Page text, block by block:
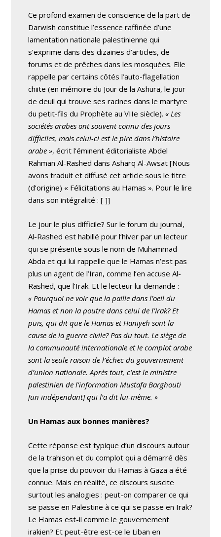
Ce profond examen de conscience de la part de
Darwish constitue l’essence raffinée d’une
lamentation nationale palestinienne qui
s’exprime dans des dizaines d’articles, de
forums et de prêches dans les mosquées. Elle
rappelle par certains côtés l’auto-flagellation
chiite (en mémoire du Jour de la Ashura, le jour
de deuil qui trouve ses racines dans le martyre
du petit-fils du Prophète au VIIe siècle).« Les
sociétés arabes ont souvent connu des jours
difficiles, mais celui-ci est le pire dans l’histoire
arabe », écrit l’éminent éditorialiste Abdel
Rahman Al-Rashed dans Asharq Al-Awsat[Nous
avons traduit et diffusé cet article sous le titre
(d’origine) « Félicitations au Hamas ». Pour le lire
dans son intégralité : [ ]]
Le jour le plus difficile? Sur le forum du journal,
Al-Rashed est habillé pour l’hiver par un lecteur
qui se présente sous le nom de Muhammad
Abda et qui lui rappelle que le Hamas n’est pas
plus un agent de l’Iran, comme l’en accuse Al-
Rashed, que l’Irak. Et le lecteur lui demande :
« Pourquoi ne voir que la paille dans l’oeil du
Hamas et non la poutre dans celui de l’Irak? Et
puis, qui dit que le Hamas et Haniyeh sont la
cause de la guerre civile? Pas du tout. Le siège de
la communauté internationale et le complot arabe
sont la seule raison de l’échec du gouvernement
d’union nationale. Après tout, c’est le ministre
palestinien de l’information Mustafa Barghouti
[un indépendant] qui l’a dit lui-même. »
Un Hamas aux bonnes manières?
Cette réponse est typique d’un discours autour
de la trahison et du complot qui a démarré dès
que la prise du pouvoir du Hamas à Gaza a été
connue. Mais en réalité, ce discours suscite
surtout les analogies : peut-on comparer ce qui
se passe en Palestine à ce qui se passe en Irak?
Le Hamas est-il comme le gouvernement
irakien? Et peut-être est-ce le Liban en